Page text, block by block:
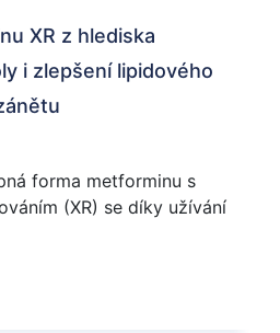
XR z hlediska
i zlepšení lipidového
forma metforminu s
(XR) se díky užívání